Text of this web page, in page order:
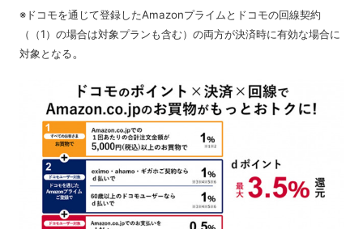
※ドコモを通じて登録したAmazonプライムとドコモの回線契約
（（1）の場合は対象プランも含む）の両方が決済時に有効な場合に
対象となる。